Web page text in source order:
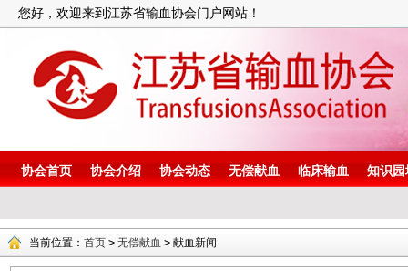
您好，欢迎来到江苏省输血协会门户网站！
协会首页 协会介绍 协会动态 无偿献血 临床输血 知识园
当前位置： 首页 > 无偿献血 > 献血新闻